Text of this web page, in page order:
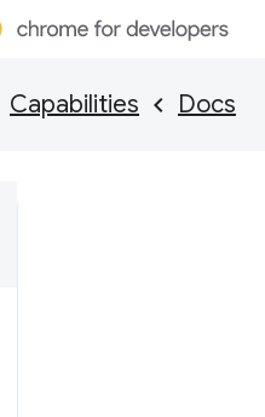
Docs
Capabilities